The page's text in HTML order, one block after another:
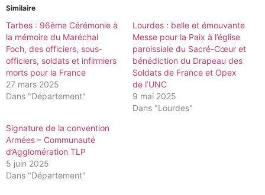
Similaire
Tarbes : 96ème Cérémonie à
la mémoire du Maréchal
Foch, des officiers, sous-
officiers, soldats et infirmiers
morts pour la France
27 mars 2025
Dans "Département"
Lourdes : belle et émouvante
Messe pour la Paix à l’église
paroissiale du Sacré-Cœur et
bénédiction du Drapeau des
Soldats de France et Opex
de l’UNC
9 mai 2025
Dans "Lourdes"
Signature de la convention
Armées – Communauté
d’Agglomération TLP
5 juin 2025
Dans "Département"